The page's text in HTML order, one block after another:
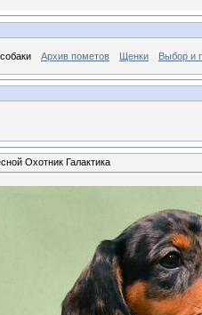
Архив пометов Щенки Выбор и
Охотник Галактика